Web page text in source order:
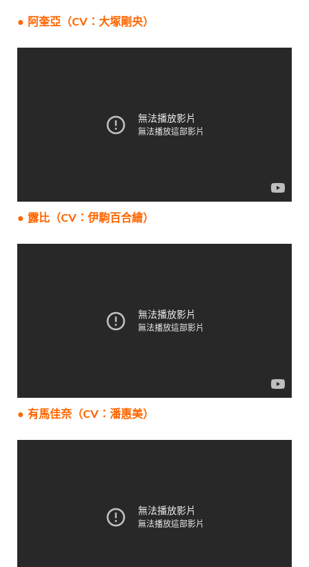
● 阿奎亞（CV：大塚剛央）
● 露比（CV： 伊駒百合繪）
● 有馬佳奈（CV：潘惠美）